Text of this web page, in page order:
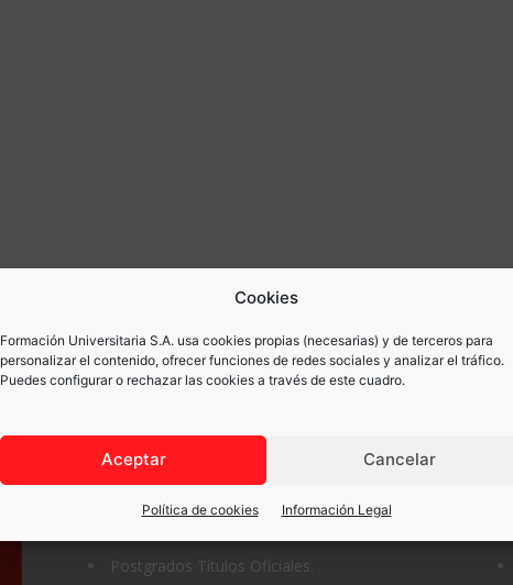
Cookies
Formación Universitaria S.A. usa cookies propias (necesarias) y de terceros para
personalizar el contenido, ofrecer funciones de redes sociales y analizar el tráfico.
Puedes configurar o rechazar las cookies a través de este cuadro.
Aceptar Cancelar
Política de cookies Información Legal
Titulaciones
Postgrados Títulos Oficiales.